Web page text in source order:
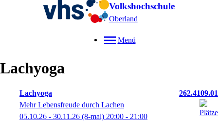
Volkshochschule
Oberland
Menü
Lachyoga
Lachyoga
262.4109.01
Mehr Lebensfreude durch Lachen
05.10.26 - 30.11.26 (8-mal) 20:00 - 21:00